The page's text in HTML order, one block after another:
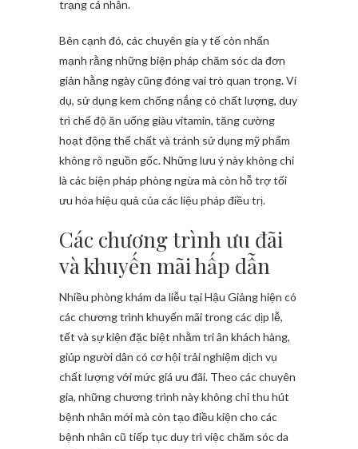
trạng cá nhân.
Bên cạnh đó, các chuyên gia y tế còn nhấn
mạnh rằng những biện pháp chăm sóc da đơn
giản hằng ngày cũng đóng vai trò quan trọng. Ví
dụ, sử dụng kem chống nắng có chất lượng, duy
trì chế độ ăn uống giàu vitamin, tăng cường
hoạt động thể chất và tránh sử dụng mỹ phẩm
không rõ nguồn gốc. Những lưu ý này không chỉ
là các biện pháp phòng ngừa mà còn hỗ trợ tối
ưu hóa hiệu quả của các liệu pháp điều trị.
Các chương trình ưu đãi
và khuyến mãi hấp dẫn
Nhiều phòng khám da liễu tại Hậu Giảng hiện có
các chương trình khuyến mãi trong các dịp lễ,
tết và sự kiện đặc biệt nhằm tri ân khách hàng,
giúp người dân có cơ hội trải nghiệm dịch vụ
chất lượng với mức giá ưu đãi. Theo các chuyên
gia, những chương trình này không chỉ thu hút
bệnh nhân mới mà còn tạo điều kiện cho các
bệnh nhân cũ tiếp tục duy trì việc chăm sóc da